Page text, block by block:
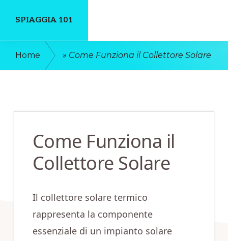
main
content
primary
sidebar
SPIAGGIA 101
Online
Home » Come Funziona il Collettore Solare
Come Funziona il
Collettore Solare
Il collettore solare termico
rappresenta la componente
essenziale di un impianto solare